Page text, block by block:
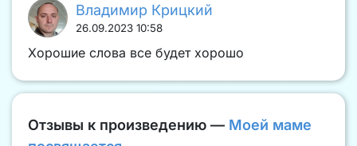
Владимир Крицкий
26.09.2023 10:58
Хорошие слова все будет хорошо
Отзывы к произведению — Моей маме